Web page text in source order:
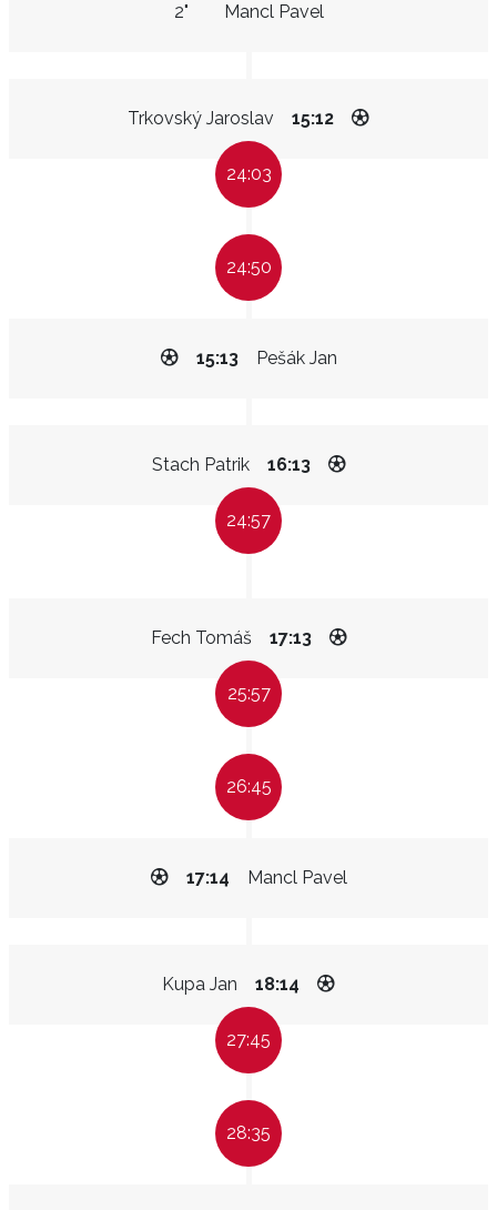
Mancl Pavel
2"
Trkovský Jaroslav 15:12
24:03
24:50
Pešák Jan
15:13
Stach Patrik 16:13
24:57
Fech Tomáš 17:13
25:57
26:45
Mancl Pavel
17:14
Kupa Jan 18:14
27:45
28:35